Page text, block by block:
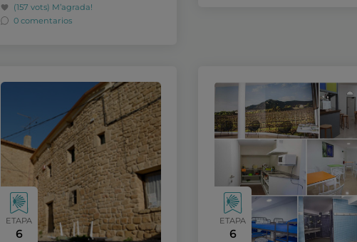
(157 vots) M’agrada!
0 comentarios
ETAPA
6
ETAPA
6